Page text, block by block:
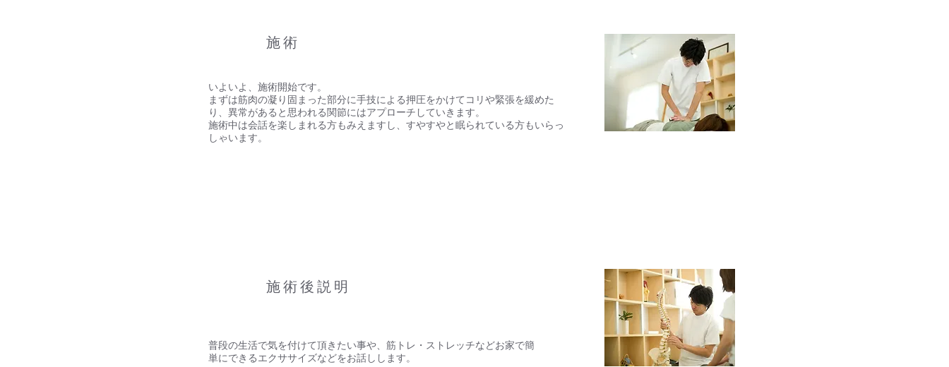
​施術
いよいよ、施術開始です。
まずは筋肉の凝り固まった部分に手技による押圧をかけてコリや緊張を緩めた
り、 異常があると思われる関節にはアプローチしていきます。
施術中は会話を楽しまれる方もみえますし、すやすやと眠られている方もいらっ
しゃいます。
​施術後説明
普段の生活で気を付けて頂きたい事や、筋トレ・ストレッチなどお家で簡
単にできるエクササイズなどをお話しします。